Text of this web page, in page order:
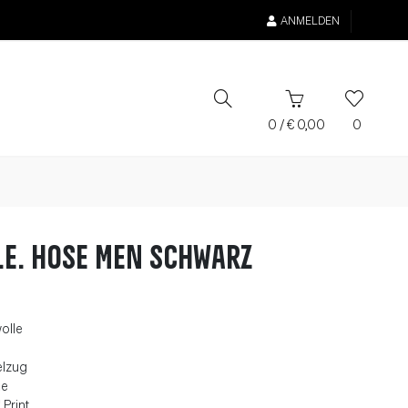
ANMELDEN
0 /€ 0,00 0
Hose Men schwarz
Print